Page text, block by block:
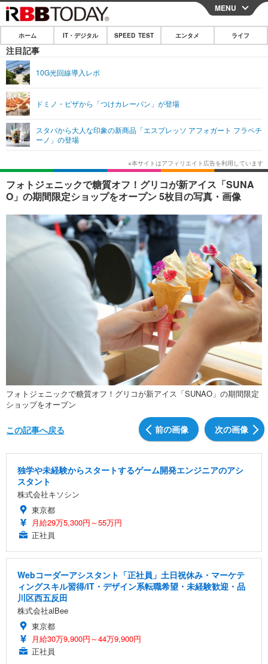
CLOSE
ホーム
IT・デジタル
ショッピング その他
SPEED TEST
エンタメ
エンタメTOP
韓国・芸能
音楽 スポーツ
ショッピング その他
ライフ
ライフTOP グルメ
ペット ショッピング
その他
リリース一覧
プッシュ通知の停止方法
MENU
ホーム IT・デジタル SPEED TEST エンタメ ライフ
注目記事
10G光回線導入レポ
ドミノ・ピザから「つけカレーパン」が登場
スタバから大人な印象の新商品「エスプレッソ アフォガート フラペチ
ーノ」の登場
フォトジェニックで糖質オフ！グリコが新アイス「SUNA
O」の期間限定ショップをオープン 5枚目の写真・画像
フォトジェニックで糖質オフ！グリコが新アイス「SUNAO」の期間限定
ショップをオープン
前の画像 次の画像
この記事へ戻る
独学や未経験からスタートするゲーム開発エンジニアのアシ
スタント
株式会社キソシン
東京都
月給29万5,300円～55万円
正社員
Webコーダーアシスタント「正社員」土日祝休み・マーケテ
ィングスキル習得/IT・デザイン系転職希望・未経験歓迎・品
川区西五反田
株式会社alBee
東京都
月給30万9,900円～44万9,900円
正社員